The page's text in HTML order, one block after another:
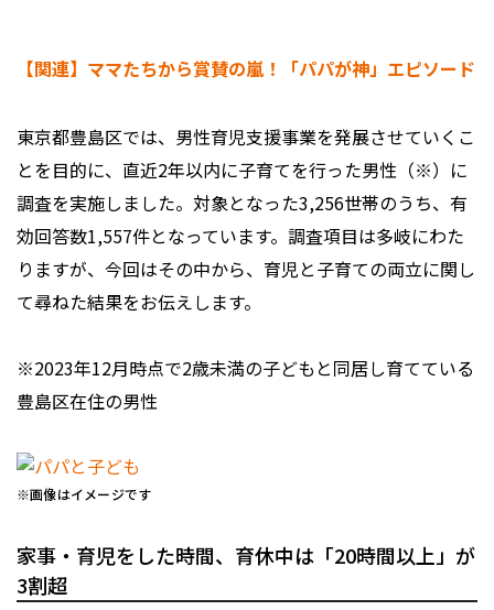
【関連】ママたちから賞賛の嵐！「パパが神」エピソード
東京都豊島区では、男性育児支援事業を発展させていくこ
とを目的に、直近2年以内に子育てを行った男性（※）に
調査を実施しました。対象となった3,256世帯のうち、有
効回答数1,557件となっています。調査項目は多岐にわた
りますが、今回はその中から、育児と子育ての両立に関し
て尋ねた結果をお伝えします。
※2023年12月時点で2歳未満の子どもと同居し育てている
豊島区在住の男性
※画像はイメージです
家事・育児をした時間、育休中は「20時間以上」が
3割超